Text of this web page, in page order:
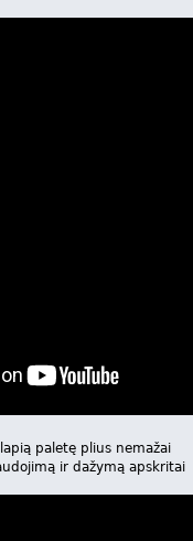
paletę plius nemažai
ir dažymą apskritai